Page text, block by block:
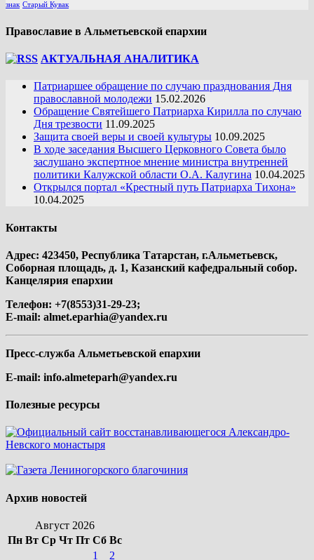
знак Старый Кувак
Православие в Альметьевской епархии
АКТУАЛЬНАЯ АНАЛИТИКА
Патриаршее обращение по случаю празднования Дня
православной молодежи 15.02.2026
Обращение Святейшего Патриарха Кирилла по случаю
Дня трезвости 11.09.2025
Защита своей веры и своей культуры 10.09.2025
В ходе заседания Высшего Церковного Совета было
заслушано экспертное мнение министра внутренней
политики Калужской области О.А. Калугина 10.04.2025
Открылся портал «Крестный путь Патриарха Тихона»
10.04.2025
Контакты
Адрес: 423450, Республика Татарстан, г.Альметьевск,
Соборная площадь, д. 1, Казанский кафедральный собор.
Канцелярия епархии
Телефон: +7(8553)31-29-23;
E-mail: almet.eparhia@yandex.ru
Пресс-служба Альметьевской епархии
E-mail: info.almeteparh@yandex.ru
Полезные ресурсы
Архив новостей
Август 2026
Пн Вт Ср Чт Пт Сб Вс
1
2